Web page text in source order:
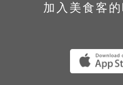
加入美食客的